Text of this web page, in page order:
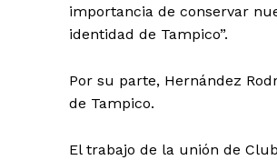
importancia de conservar
identidad de Tampico”.
Por su parte, Hernández
de Tampico.
El trabajo de la unión de